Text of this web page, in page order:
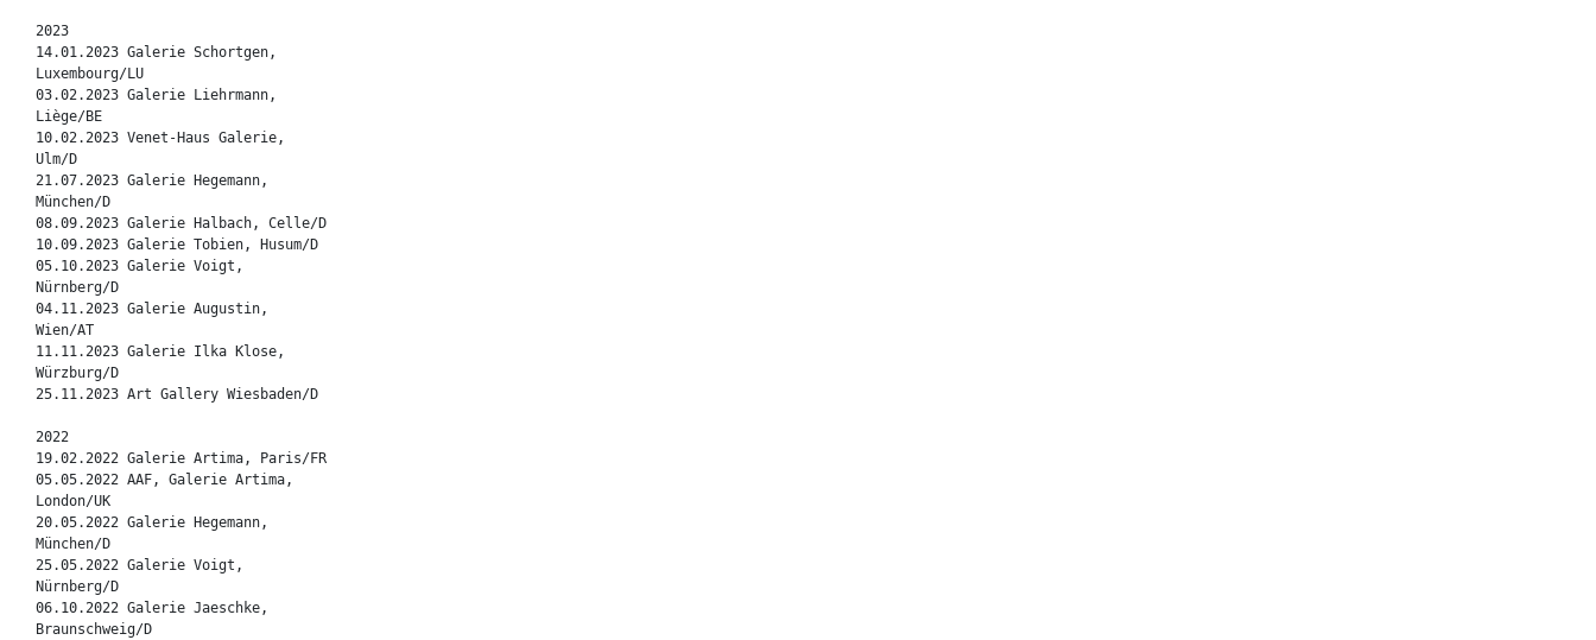
2023
14.01.2023 Galerie Schortgen,
Luxembourg/LU
03.02.2023 Galerie Liehrmann,
Liège/BE
10.02.2023 Venet-Haus Galerie,
Ulm/D
21.07.2023 Galerie Hegemann,
München/D
08.09.2023 Galerie Halbach, Celle/D
10.09.2023 Galerie Tobien, Husum/D
05.10.2023 Galerie Voigt,
Nürnberg/D
04.11.2023 Galerie Augustin,
Wien/AT
11.11.2023 Galerie Ilka Klose,
Würzburg/D
25.11.2023 Art Gallery Wiesbaden/D
2022
19.02.2022 Galerie Artima, Paris/FR
05.05.2022 AAF, Galerie Artima,
London/UK
20.05.2022 Galerie Hegemann,
München/D
25.05.2022 Galerie Voigt,
Nürnberg/D
06.10.2022 Galerie Jaeschke,
Braunschweig/D